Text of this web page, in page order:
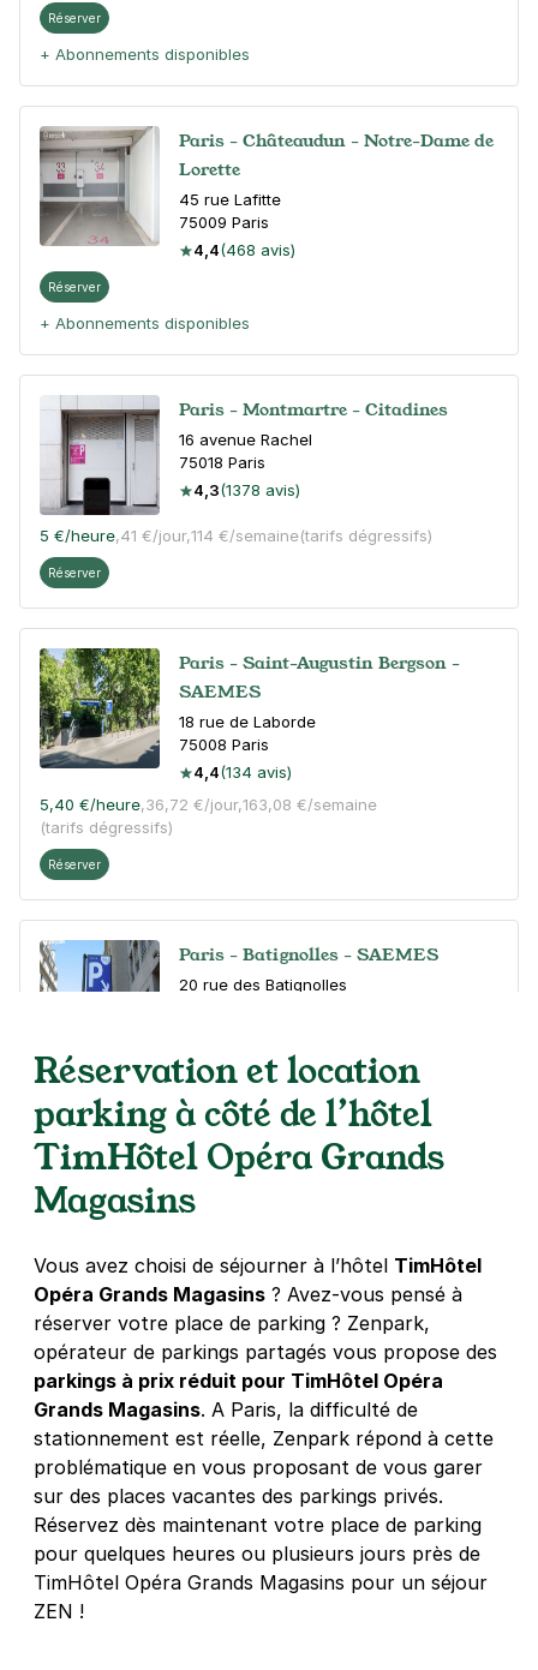
Réserver
+ Abonnements disponibles
Paris - Châteaudun - Notre-Dame de
Lorette
45 rue Lafitte
75009 Paris
4,4(468 avis)
Réserver
+ Abonnements disponibles
Paris - Montmartre - Citadines
16 avenue Rachel
75018 Paris
4,3(1378 avis)
5 €/heure,41 €/jour,114 €/semaine(tarifs dégressifs)
Réserver
Paris - Saint-Augustin Bergson -
SAEMES
18 rue de Laborde
75008 Paris
4,4(134 avis)
5,40 €/heure,36,72 €/jour,163,08 €/semaine
(tarifs dégressifs)
Réserver
Paris - Batignolles - SAEMES
20 rue des Batignolles
5,26 €/heure,47,38 €/jour, 142,24 €/semaine
(tarifs dégressifs)
Réserver
10 rue de Bellefond
75009
Paris
Réserver
+ Abonnements disponibles
Paris - place de la Madeleine -
SAEMES
21 place de la Madeleine
75008Paris
4,6(413 avis)
Réservation et location
parking à côté de l’hôtel
TimHôtel Opéra Grands
Magasins
Vous avez choisi de séjourner à l’hôtel TimHôtel
Opéra Grands Magasins ? Avez-vous pensé à
réserver votre place de parking ? Zenpark,
opérateur de parkings partagés vous propose des
parkings à prix réduit pour TimHôtel Opéra
Grands Magasins. A Paris, la difficulté de
stationnement est réelle, Zenpark répond à cette
problématique en vous proposant de vous garer
sur des places vacantes des parkings privés.
Réservez dès maintenant votre place de parking
pour quelques heures ou plusieurs jours près de
TimHôtel Opéra Grands Magasins pour un séjour
ZEN !